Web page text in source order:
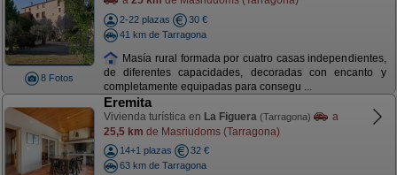
8 Fotos
2-22 plazas
30 €
41 km de Tarragona
Masía rural formada por cuatro casas independientes,
de diferentes capacidades, decoradas con encanto y
completamente equipadas para consegu ...
Eremita
Vivienda turística en La Figuera (Tarragona)
a
25,5 km de Masriudoms (Tarragona)
14+1 plazas
32 €
63 km de Tarragona